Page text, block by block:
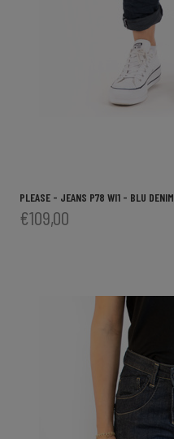
PLEASE - JEANS P78 WI1 - BLU DENIM
€109,00